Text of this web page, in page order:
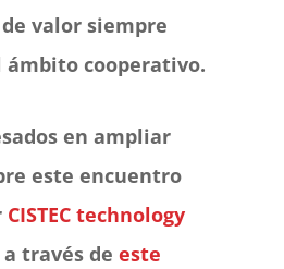
valor siempre
ámbito cooperativo.
en ampliar
este encuentro
CISTEC technology
través de este